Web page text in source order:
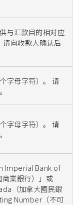
与汇款目的相对应
向收款人确认后
字母字符）。 请
字母字符）。 请
Imperial Bank of
業銀行）」或
（加拿大國民銀
Number（不可